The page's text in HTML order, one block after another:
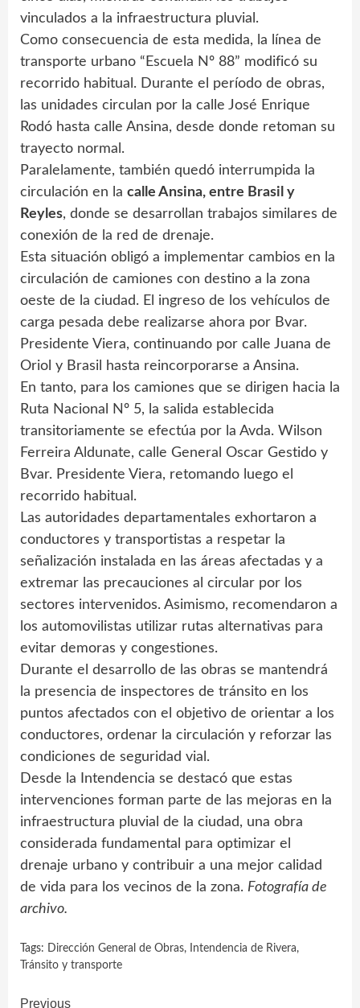
vinculados a la infraestructura pluvial.
Como consecuencia de esta medida, la línea de
transporte urbano “Escuela Nº 88” modificó su
recorrido habitual. Durante el período de obras,
las unidades circulan por la calle José Enrique
Rodó hasta calle Ansina, desde donde retoman su
trayecto normal.
Paralelamente, también quedó interrumpida la
circulación en la calle Ansina, entre Brasil y
Reyles, donde se desarrollan trabajos similares de
conexión de la red de drenaje.
Esta situación obligó a implementar cambios en la
circulación de camiones con destino a la zona
oeste de la ciudad. El ingreso de los vehículos de
carga pesada debe realizarse ahora por Bvar.
Presidente Viera, continuando por calle Juana de
Oriol y Brasil hasta reincorporarse a Ansina.
En tanto, para los camiones que se dirigen hacia la
Ruta Nacional Nº 5, la salida establecida
transitoriamente se efectúa por la Avda. Wilson
Ferreira Aldunate, calle General Oscar Gestido y
Bvar. Presidente Viera, retomando luego el
recorrido habitual.
Las autoridades departamentales exhortaron a
conductores y transportistas a respetar la
señalización instalada en las áreas afectadas y a
extremar las precauciones al circular por los
sectores intervenidos. Asimismo, recomendaron a
los automovilistas utilizar rutas alternativas para
evitar demoras y congestiones.
Durante el desarrollo de las obras se mantendrá
la presencia de inspectores de tránsito en los
puntos afectados con el objetivo de orientar a los
conductores, ordenar la circulación y reforzar las
condiciones de seguridad vial.
Desde la Intendencia se destacó que estas
intervenciones forman parte de las mejoras en la
infraestructura pluvial de la ciudad, una obra
considerada fundamental para optimizar el
drenaje urbano y contribuir a una mejor calidad
de vida para los vecinos de la zona. Fotografía de
archivo.
Tags: Dirección General de Obras, Intendencia de Rivera,
Tránsito y transporte
Previous